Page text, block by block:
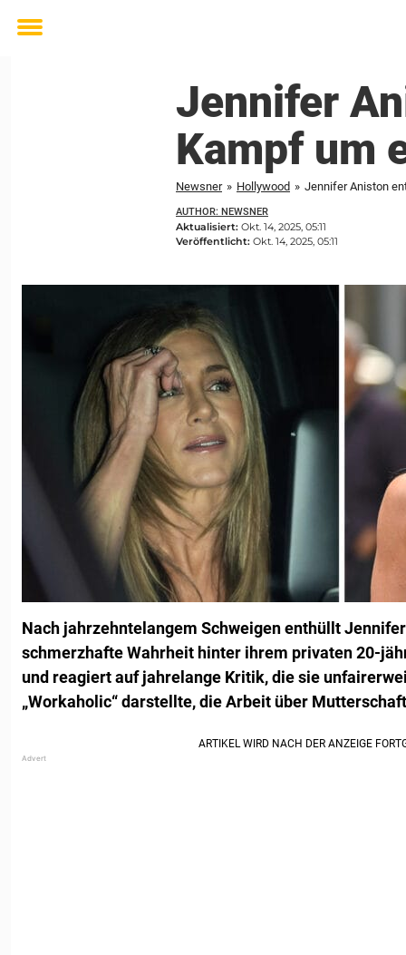
Toggle
Jennifer
Kampf um
Newsner » Hollywood » Jennifer Aniston
AUTHOR: NEWSNER
Aktualisiert: Okt. 14, 2025, 05:11
Veröffentlicht: Okt. 14, 2025, 05:11
Nach jahrzehntelangem Schweigen enthüllt
schmerzhafte Wahrheit hinter ihrem privaten 20-
und reagiert auf jahrelange Kritik, die sie
„Workaholic“ darstellte, die Arbeit über